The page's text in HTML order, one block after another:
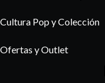
Cultura Pop y Colección
Ofertas y Outlet